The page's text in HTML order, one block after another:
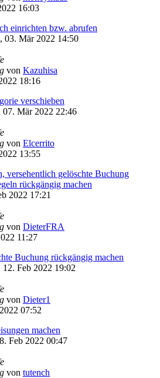
16:03
einrichten bzw. abrufen
03. Mär 2022 14:50
von Kazuhisa
18:16
verschieben
07. Mär 2022 22:46
von Elcerrito
13:55
versehentlich gelöschte Buchung
rückgängig machen
2022 17:21
von DieterFRA
11:27
Buchung rückgängig machen
12. Feb 2022 19:02
von Dieter1
07:52
machen
Feb 2022 00:47
von tutench